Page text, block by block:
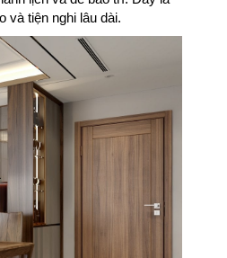
và tiện nghi lâu dài.